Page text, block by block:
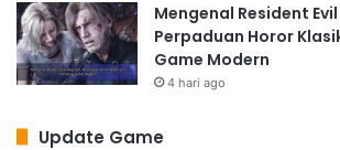
Mengenal Resident
Perpaduan Horor
Game Modern
4 hari ago
Update Game